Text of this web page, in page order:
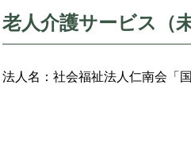
老人介護サービス（
法人名：社会福祉法人仁南会「